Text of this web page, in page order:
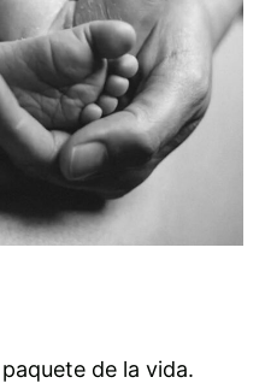
de la vida.